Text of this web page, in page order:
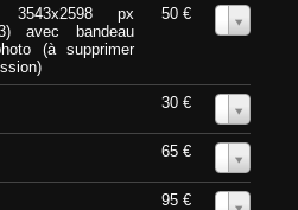
px
avec bandeau
(à supprimer
50 €
30 €
65 €
95 €